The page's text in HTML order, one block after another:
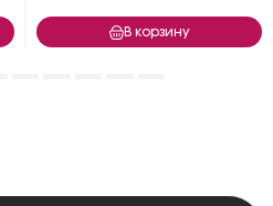
В корзину